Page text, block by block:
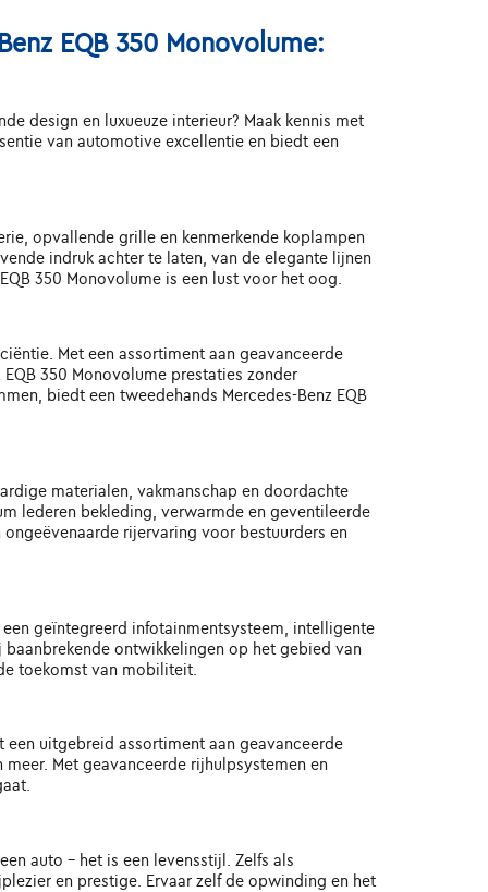
EQB 350 Monovolume:
design en luxueuze interieur? Maak kennis met
van automotive excellentie en biedt een
opvallende grille en kenmerkende koplampen
indruk achter te laten, van de elegante lijnen
350 Monovolume is een lust voor het oog.
Met een assortiment aan geavanceerde
350 Monovolume prestaties zonder
biedt een tweedehands Mercedes-Benz EQB
materialen, vakmanschap en doordachte
lederen bekleding, verwarmde en geventileerde
rijervaring voor bestuurders en
geïntegreerd infotainmentsysteem, intelligente
ontwikkelingen op het gebied van
toekomst van mobiliteit.
uitgebreid assortiment aan geavanceerde
Met geavanceerde rijhulpsystemen en
auto - het is een levensstijl. Zelfs als
en prestige. Ervaar zelf de opwinding en het